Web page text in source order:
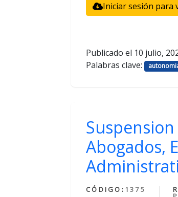
Iniciar sesión para
Publicado el 10 julio,
Palabras clave:
Abogados,
CÓDIGO: 1375